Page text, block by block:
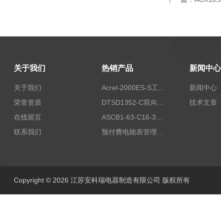
关于我们
关于我们
荣誉资质
在线留言
联系我们
热销产品 新闻中心
新闻中心
技术文章
Copyright © 2026 江苏安科瑞电器制造有限公司 版权所有